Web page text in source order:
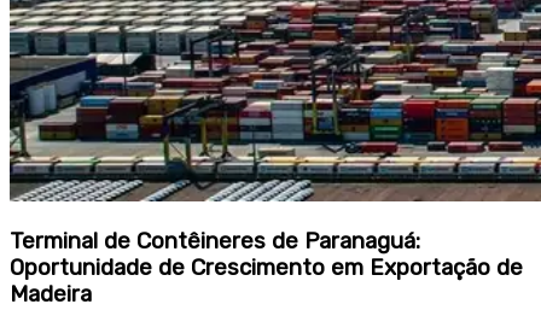
Terminal de Contêineres de Paranaguá:
Oportunidade de Crescimento em Exportação de
Madeira